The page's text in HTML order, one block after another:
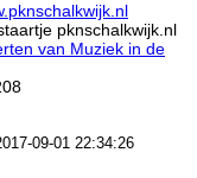
pknschalkwijk.nl
van Muziek in de
09-01 22:34:26